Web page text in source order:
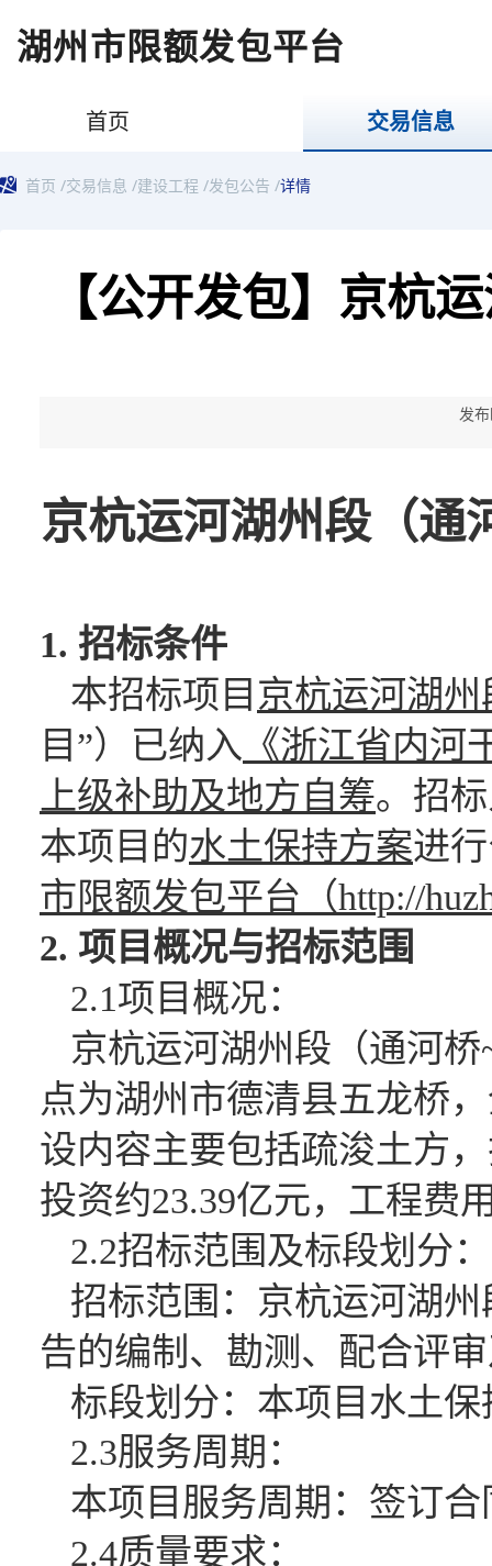
湖州市限额发包平台
首页 交易信息
首页 /交易信息 /建设工程 /发包公告 /详情
【公开发包】京杭
发
京杭运河湖州段（通
1. 招标条件
本招标项目 京杭运河湖
目”）已纳入 《浙江省内河
上级补助及地方自筹。招
本项目的水土保持方案进
市限额发包平台（http://
2. 项目概况与招标范围
2.1项目概况：
京杭运河湖州段（通河桥
点为湖州市德清县五龙桥
设内容主要包括疏浚土方
投资约23.39亿元，工程费
2.2招标范围及标段划分：
招标范围： 京杭运河湖
告的编制、勘测、配合评
标段划分：本项目水土
2.3服务周期：
本项目服务周期：签订
2.4质量要求：